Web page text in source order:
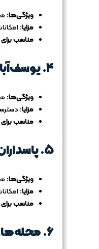
ویژگی‌ها:
مزایا:
مناسب
4.
ویژگی‌ها:
مزایا:
مناسب
5.
ویژگی‌ها:
مزایا:
مناسب
6.